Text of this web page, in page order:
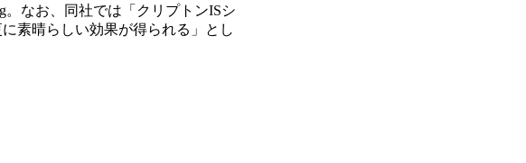
なお、同社では「クリプトンISシ
素晴らしい効果が得られる」とし